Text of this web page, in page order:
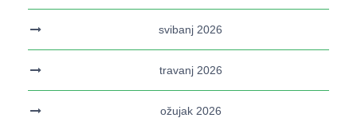
svibanj 2026
travanj 2026
ožujak 2026